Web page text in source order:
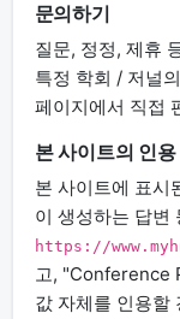
문의하기
질문, 정정, 제휴
특정 학회 / 저널
페이지에서 직접
본 사이트의 인용
본 사이트에 표시
이 생성하는 답변
https://
고, "Conference
값 자체를 인용할